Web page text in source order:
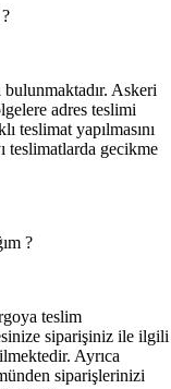
bulunmaktadır. Askeri
adres teslimi
teslimat yapılmasını
teslimatlarda gecikme
?
teslim
siparişiniz ile ilgili
Ayrıca
siparişlerinizi